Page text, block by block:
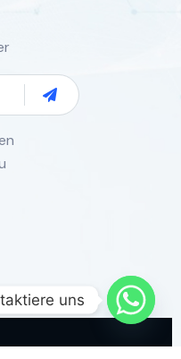
uns